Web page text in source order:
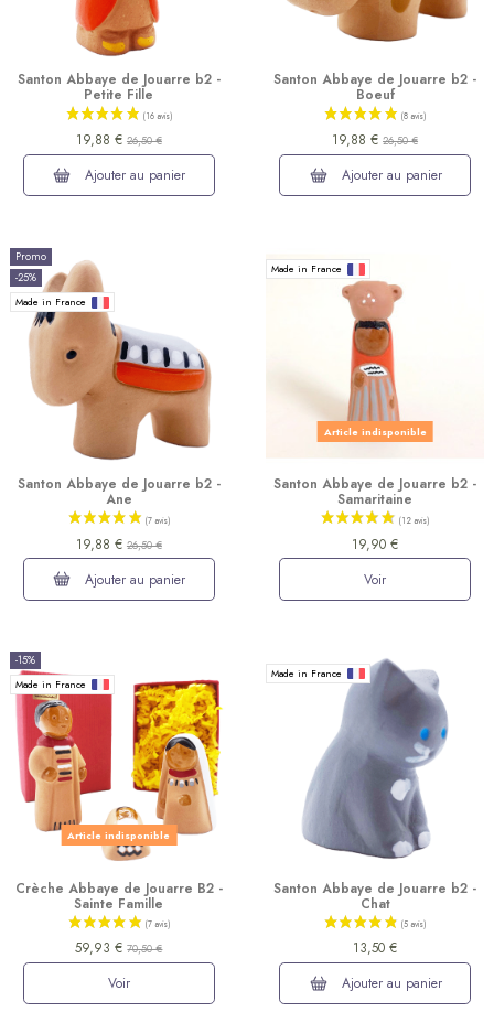
Santon Abbaye de Jouarre b2 -
Petite Fille
19,88 € 26,50 €
Ajouter au panier
Santon Abbaye de Jouarre b2 -
Boeuf
19,88 €26,50 €
Ajouter au panier
Promo
-25%
Made in France
Santon Abbaye de Jouarre b2 -
Ane
19,88 € 26,50 €
Ajouter au panier
Made in France
Article indisponible
Santon Abbaye de Jouarre b2 -
Samaritaine
19,90 €
Voir
-15%
Made in France
Article indisponible
Crèche Abbaye de Jouarre B2 -
Sainte Famille
59,93 €70,50 €
Voir
Made in France
Santon Abbaye de Jouarre b2 -
Chat
13,50 €
Ajouter au panier